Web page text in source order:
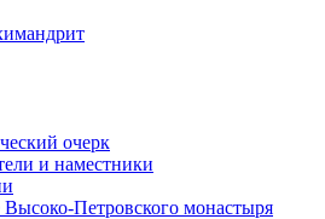
очерк
и наместники
Петровского монастыря